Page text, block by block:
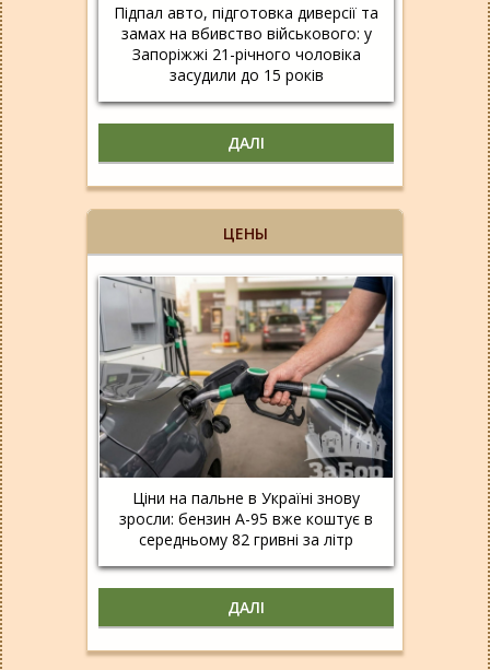
Підпал авто, підготовка диверсії та
замах на вбивство військового: у
Запоріжжі 21-річного чоловіка
засудили до 15 років
ДАЛІ
ЦЕНЫ
Ціни на пальне в Україні знову
зросли: бензин А-95 вже коштує в
середньому 82 гривні за літр
ДАЛІ